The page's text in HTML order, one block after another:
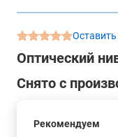
Оптический
Снято с
Рекомендуем